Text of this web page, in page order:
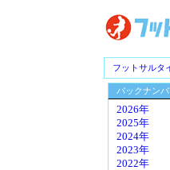
フットサルタ
バックナンバ
2026年
2025年
2024年
2023年
2022年